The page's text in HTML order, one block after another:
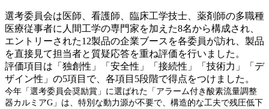
選考委員会は医師、看護師、臨床工学技士、薬剤師の多職種
医療従事者に人間工学の専門家を加えた8名から構成され、
エントリーされた12製品の企業ブースを各委員が訪れ、製品
を直接見て担当者と質疑応答を重ね評価を行いました。
評価項目は「独創性」「安全性」「接続性」「技術力」「デ
ザイン性」の5項目で、各項目5段階で得点をつけました。
今年「選考委員会奨励賞」に選ばれた「アラーム付き酸素流量調整
器カルミアG」は、特別な動力源が不要で、構造的な工夫で残圧低下